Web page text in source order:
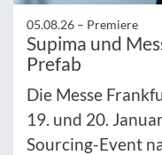
05.08.26 – Premiere
Supima und
Prefab
Die Messe
19. und 20.
Sourcing-Event